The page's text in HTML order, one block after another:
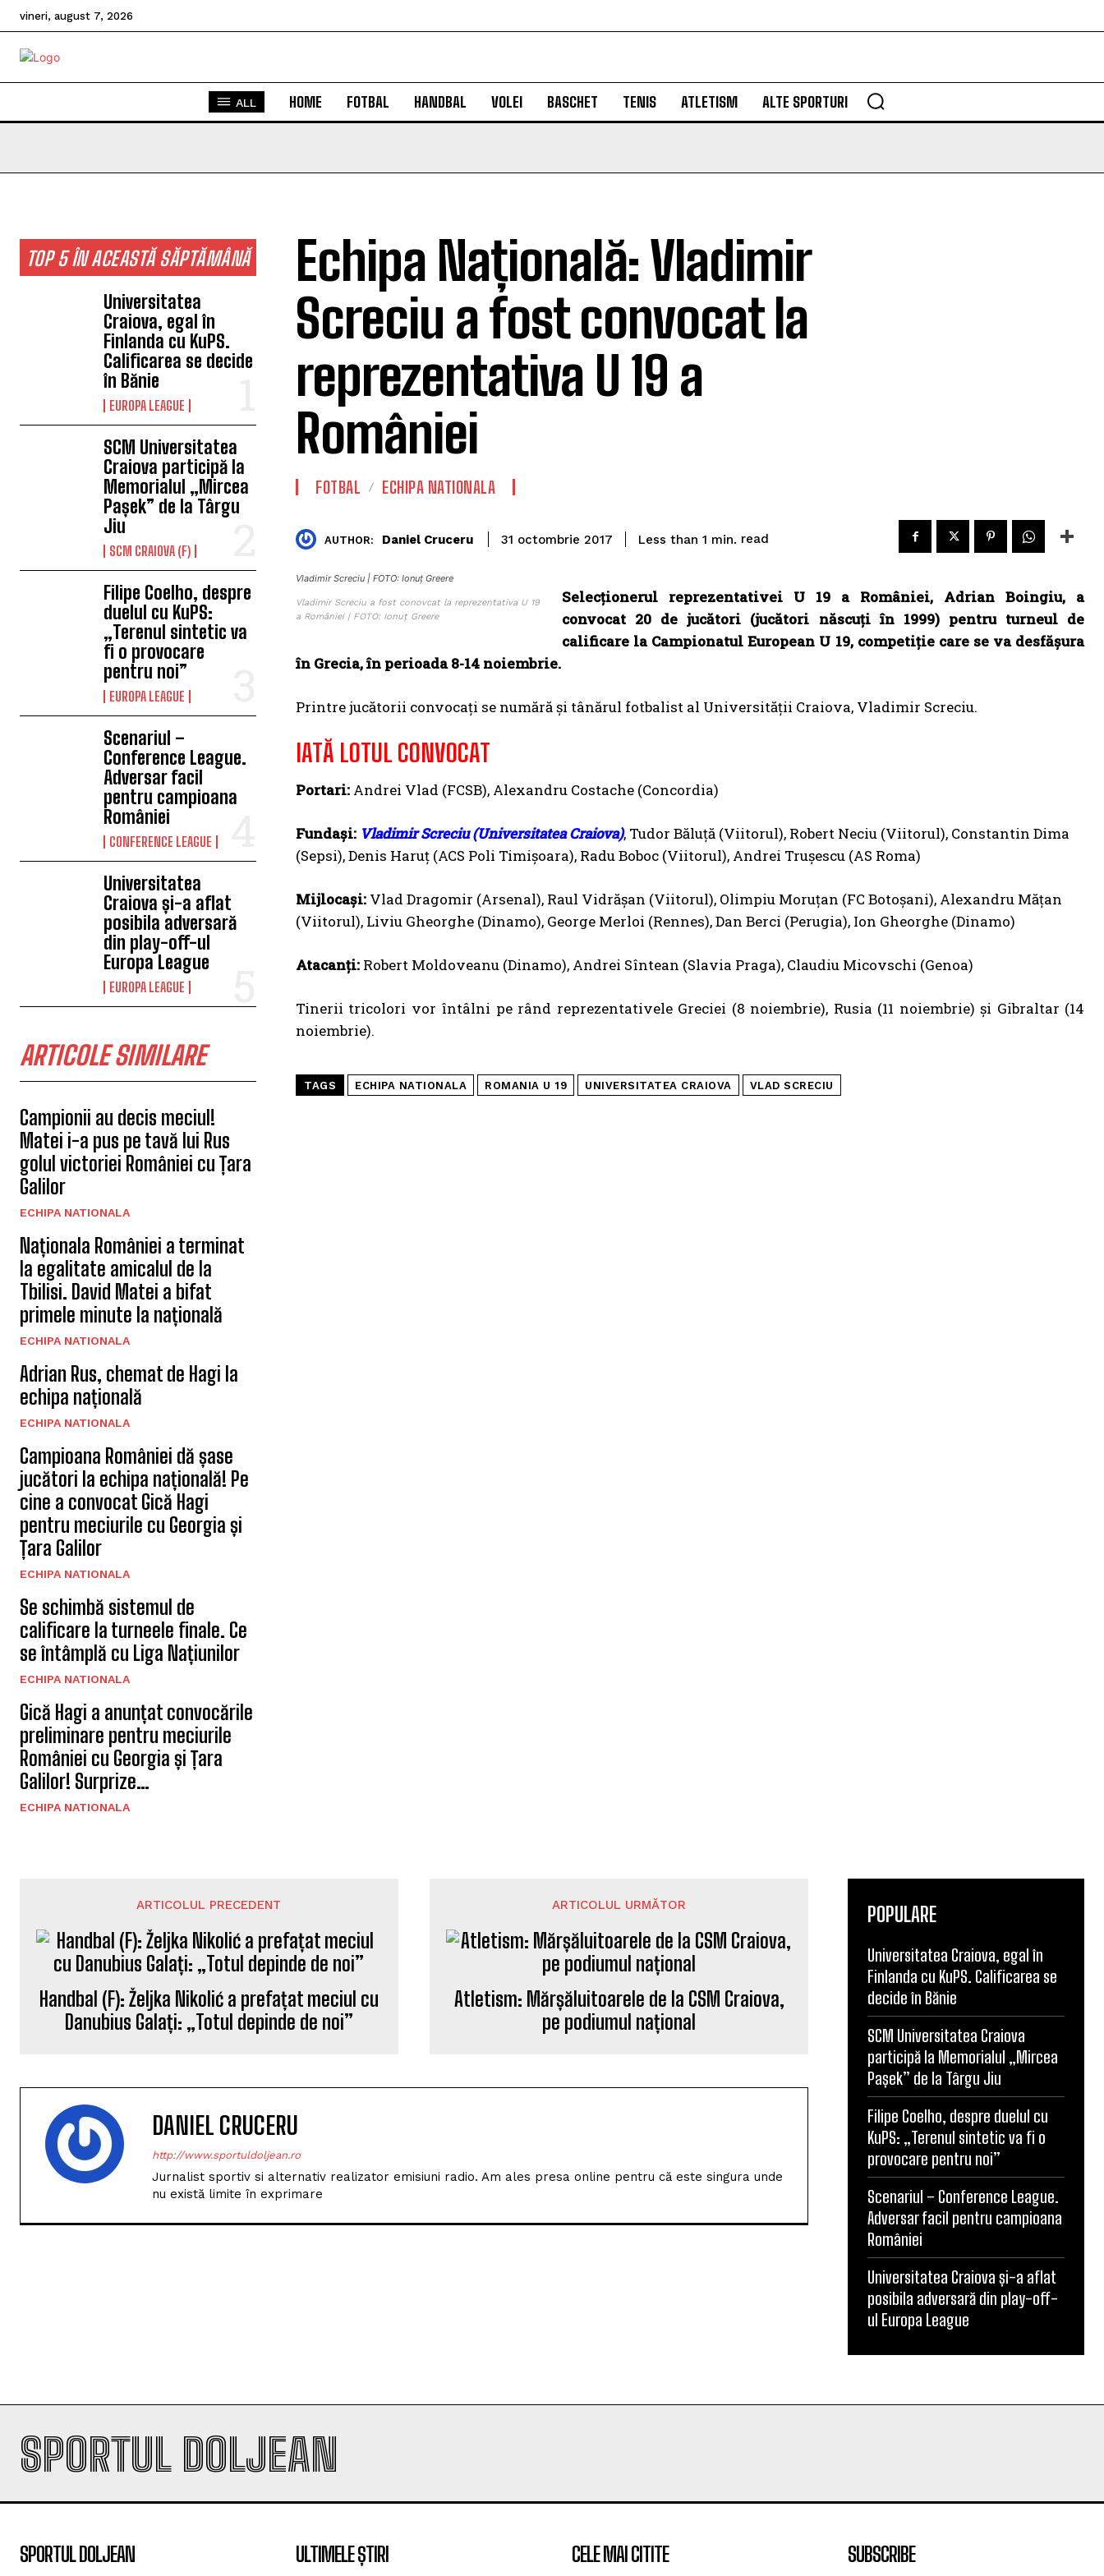
vineri, august 7, 2026
ALL HOME FOTBAL HANDBAL VOLEI BASCHET TENIS ATLETISM ALTE SPORTURI
TOP 5 ÎN ACEASTĂ SĂPTĂMÂNĂ
Universitatea
Craiova, egal în
Finlanda cu KuPS.
Calificarea se decide
în Bănie
EUROPA LEAGUE
SCM Universitatea
Craiova participă la
Memorialul „Mircea
Pașek” de la Târgu
Jiu
SCM CRAIOVA (F)
Filipe Coelho, despre
duelul cu KuPS:
„Terenul sintetic va
fi o provocare
pentru noi”
EUROPA LEAGUE
Scenariul –
Conference League.
Adversar facil
pentru campioana
României
CONFERENCE LEAGUE
Universitatea
Craiova și-a aflat
posibila adversară
din play-off-ul
Europa League
EUROPA LEAGUE
ARTICOLE SIMILARE
Campionii au decis meciul!
Matei i-a pus pe tavă lui Rus
golul victoriei României cu Țara
Galilor
ECHIPA NATIONALA
Naționala României a terminat
la egalitate amicalul de la
Tbilisi. David Matei a bifat
primele minute la națională
ECHIPA NATIONALA
Adrian Rus, chemat de Hagi la
echipa națională
ECHIPA NATIONALA
Campioana României dă șase
jucători la echipa națională! Pe
cine a convocat Gică Hagi
pentru meciurile cu Georgia și
Țara Galilor
ECHIPA NATIONALA
Se schimbă sistemul de
calificare la turneele finale. Ce
se întâmplă cu Liga Națiunilor
ECHIPA NATIONALA
Gică Hagi a anunțat convocările
preliminare pentru meciurile
României cu Georgia și Țara
Galilor! Surprize…
ECHIPA NATIONALA
Echipa Națională: Vladimir
Screciu a fost convocat la
reprezentativa U 19 a
României
FOTBAL ECHIPA NATIONALA
AUTHOR: Daniel Cruceru 31 octombrie 2017 Less than 1 min. read
Vladimir Screciu | FOTO: Ionuț Greere
Vladimir Screciu a fost conovcat la reprezentativa U 19
a României | FOTO: Ionuț Greere
Selecționerul reprezentativei U 19 a României, Adrian Boingiu, a
convocat 20 de jucători (jucători născuți în 1999) pentru turneul de
calificare la Campionatul European U 19, competiție care se va desfășura
în Grecia, în perioada 8-14 noiembrie.
Printre jucătorii convocați se numără și tânărul fotbalist al Universității Craiova, Vladimir Screciu.
IATĂ LOTUL CONVOCAT
Portari: Andrei Vlad (FCSB), Alexandru Costache (Concordia)
Fundași: Vladimir Screciu (Universitatea Craiova), Tudor Băluță (Viitorul), Robert Neciu (Viitorul), Constantin Dima
(Sepsi), Denis Haruț (ACS Poli Timișoara), Radu Boboc (Viitorul), Andrei Trușescu (AS Roma)
Mijlocași: Vlad Dragomir (Arsenal), Raul Vidrășan (Viitorul), Olimpiu Moruțan (FC Botoșani), Alexandru Mățan
(Viitorul), Liviu Gheorghe (Dinamo), George Merloi (Rennes), Dan Berci (Perugia), Ion Gheorghe (Dinamo)
Atacanți: Robert Moldoveanu (Dinamo), Andrei Sîntean (Slavia Praga), Claudiu Micovschi (Genoa)
Tinerii tricolori vor întâlni pe rând reprezentativele Greciei (8 noiembrie), Rusia (11 noiembrie) și Gibraltar (14
noiembrie).
TAGS ECHIPA NATIONALA ROMANIA U 19 UNIVERSITATEA CRAIOVA VLAD SCRECIU
ARTICOLUL PRECEDENT
Handbal (F): Željka Nikolić a prefațat meciul cu
Danubius Galați: „Totul depinde de noi”
ARTICOLUL URMĂTOR
Atletism: Mărșăluitoarele de la CSM Craiova,
pe podiumul național
DANIEL CRUCERU
http://www.sportuldoljean.ro
Jurnalist sportiv si alternativ realizator emisiuni radio. Am ales presa online pentru că este singura unde
nu există limite în exprimare
POPULARE
Universitatea Craiova, egal în
Finlanda cu KuPS. Calificarea se
decide în Bănie
SCM Universitatea Craiova
participă la Memorialul „Mircea
Pașek” de la Târgu Jiu
Filipe Coelho, despre duelul cu
KuPS: „Terenul sintetic va fi o
provocare pentru noi”
Scenariul – Conference League.
Adversar facil pentru campioana
României
Universitatea Craiova și-a aflat
posibila adversară din play-off-
ul Europa League
SPORTUL DOLJEAN
SPORTUL DOLJEAN ULTIMELE ȘTIRI CELE MAI CITITE SUBSCRIBE